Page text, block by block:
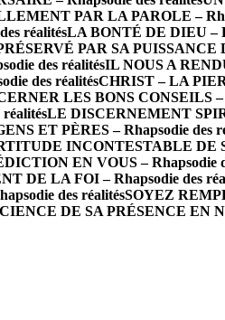
PAR LA PAROLE –
réalitésLA BONTÉ DE DIEU –
PAR SA PUISSANCE
des réalitésIL NOUS A
des réalitésCHRIST – LA
LES BONS CONSEILS –
LE DISCERNEMENT
ET PÈRES – Rhapsodie des
INCONTESTABLE DE
EN VOUS – Rhapsodie
DE LA FOI – Rhapsodie des
des réalitésSOYEZ
DE SA PRÉSENCE EN